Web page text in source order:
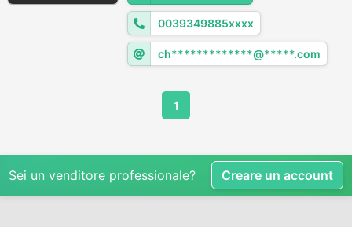
0039349885xxxx
ch*************@*****.com
1
Sei un venditore professionale? Creare un account